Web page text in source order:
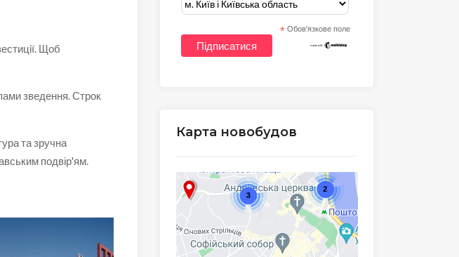
Щоб
зведення. Строк
та зручна
подвір'ям.
* Обов'язкове поле
Карта новобудов